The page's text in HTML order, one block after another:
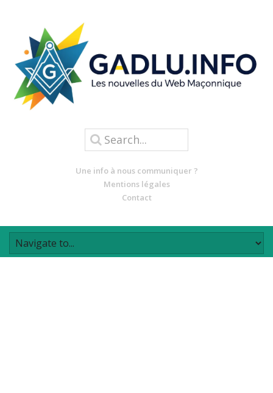
Une info à nous communiquer ?
Mentions légales
Contact